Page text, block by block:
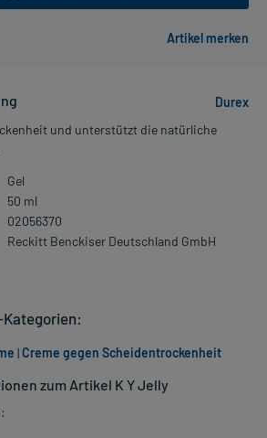
Durex
und unterstützt die natürliche
Gel
50 ml
02056370
Reckitt Benckiser Deutschland GmbH
zum Artikel K Y Jelly
|Creme gegen Scheidentrockenheit